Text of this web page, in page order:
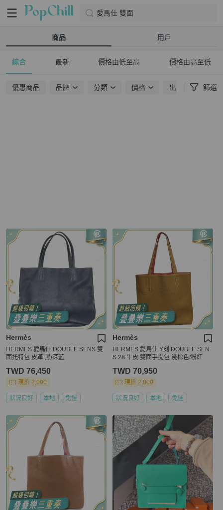
愛馬仕 雙面
商品 用戶
綜合 最新 價格由低至高 價格由高至低
優惠商品 品牌 分類 價格 出貨地點 篩選
Hermès
HERMES 愛馬仕 DOUBLE SENS 雙
面托特包 皮革 黑/深藍
TWD 76,450
現折 2,000
狀況良好 本地 免運
Hermès
HERMES 愛馬仕 Y刻 DOUBLE SEN
S 28 牛皮 雙面手提包 淺棕色/粉紅
TWD 70,950
現折 2,000
狀況良好 本地 免運